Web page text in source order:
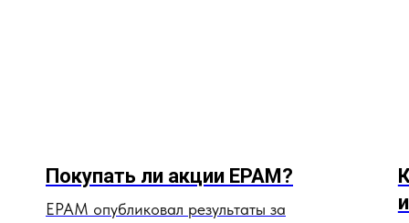
Покупать ли акции EPAM?
EPAM опубликовал результаты за